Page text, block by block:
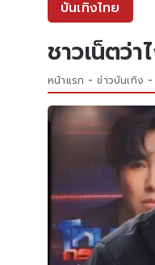
บันเทิงไทย
ชาวเน็ตว่
หน้าแรก ข่าวบันเทิง